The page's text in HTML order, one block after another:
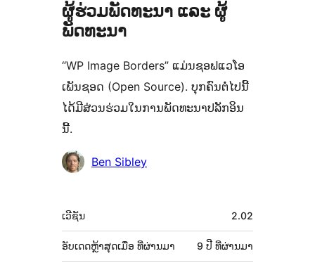
ຜູ້ຮ່ວມພັດທະນາ ແລະ ຜູ້
ພັດທະນາ
“WP Image Borders” ແມ່ນຊອຟແວໂອ
ເພັນຊອດ (Open Source). ບຸກຄົນຕໍ່ໄປນີ້
ໄດ້ມີສ່ວນຮ່ວມໃນການພັດທະນາປລັກອິນ
ນີ້.
ຜູ້
Ben Sibley
ຂໍ້ມູນ
ກຳກັບ
(Meta)
ເວີຊັນ 2.02
ອັບເດດຫຼ້າສຸດເມື່ອ 9 ປີ ທີ່ຜ່ານມາ
ທີ່ຜ່ານມາ